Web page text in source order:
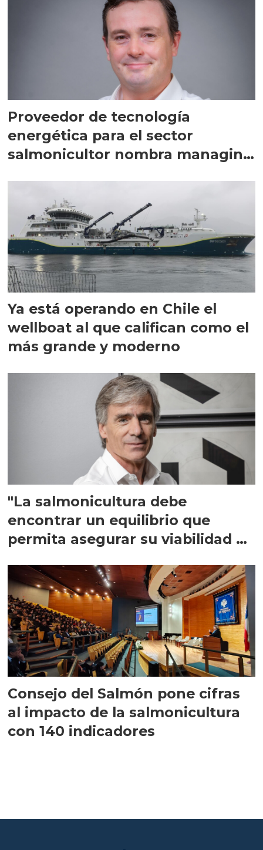
Proveedor de tecnología
energética para el sector
salmonicultor nombra managing
Ya está operando en Chile el
wellboat al que califican como el
más grande y moderno
"La salmonicultura debe
encontrar un equilibrio que
permita asegurar su viabilidad de
Consejo del Salmón pone cifras
al impacto de la salmonicultura
con 140 indicadores